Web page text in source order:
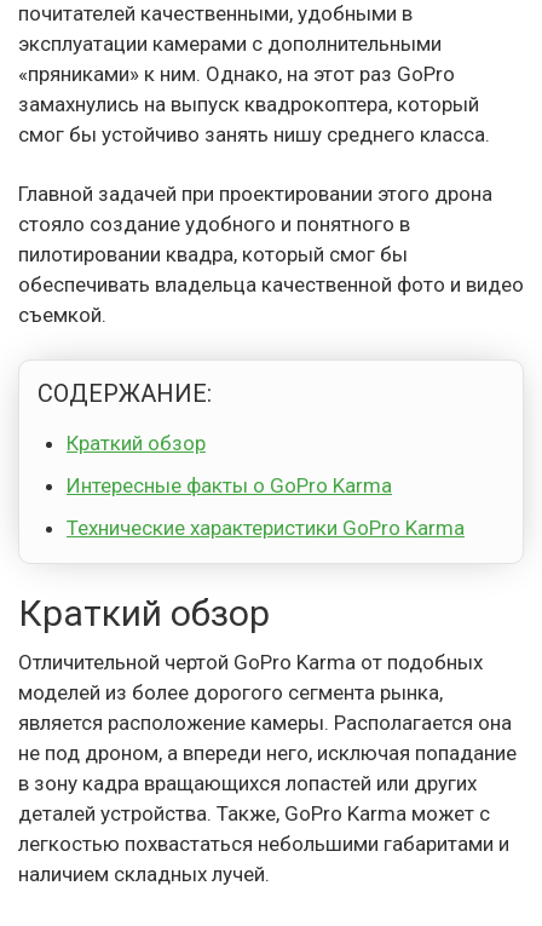
почитателей качественными, удобными в
эксплуатации камерами с дополнительными
«пряниками» к ним. Однако, на этот раз GoPro
замахнулись на выпуск квадрокоптера, который
смог бы устойчиво занять нишу среднего класса.
Главной задачей при проектировании этого дрона
стояло создание удобного и понятного в
пилотировании квадра, который смог бы
обеспечивать владельца качественной фото и видео
съемкой.
СОДЕРЖАНИЕ:
Краткий обзор
Интересные факты о GoPro Karma
Технические характеристики GoPro Karma
Краткий обзор
Отличительной чертой GoPro Karma от подобных
моделей из более дорогого сегмента рынка,
является расположение камеры. Располагается она
не под дроном, а впереди него, исключая попадание
в зону кадра вращающихся лопастей или других
деталей устройства. Также, GoPro Karma может с
легкостью похвастаться небольшими габаритами и
наличием складных лучей.